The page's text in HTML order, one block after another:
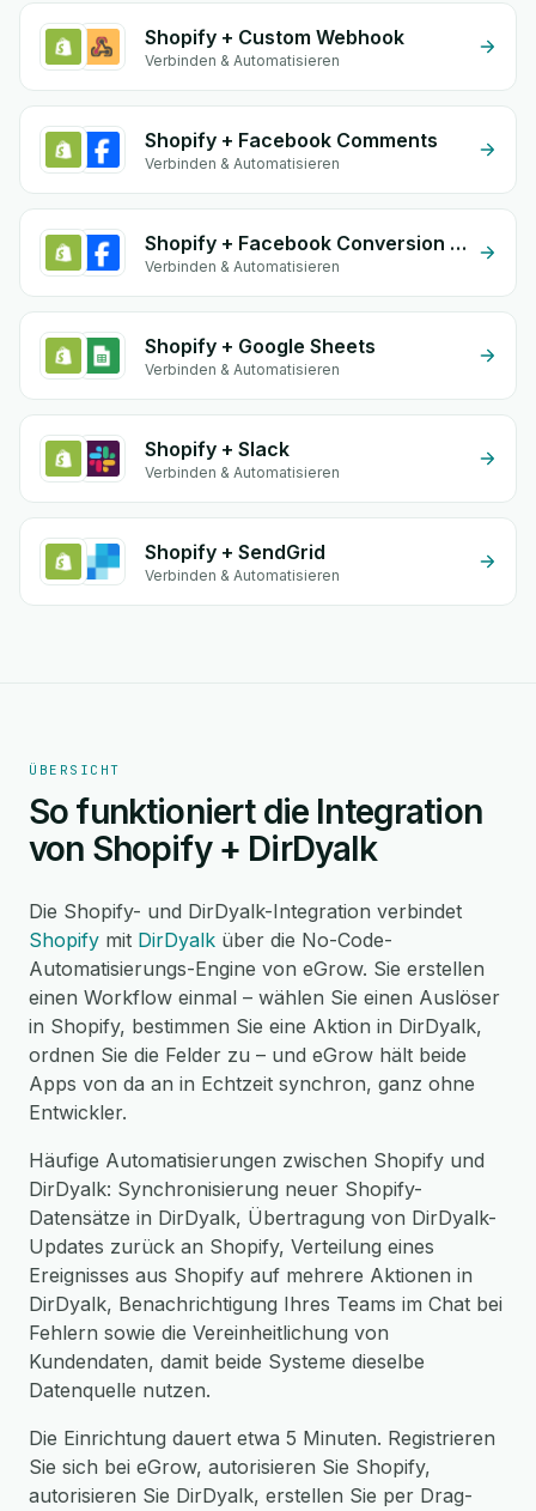
Shopify + Custom Webhook
Verbinden & Automatisieren
Shopify + Facebook Comments
Verbinden & Automatisieren
Shopify + Facebook Conversion API (CAPI)
Verbinden & Automatisieren
Shopify + Google Sheets
Verbinden & Automatisieren
Shopify + Slack
Verbinden & Automatisieren
Shopify + SendGrid
Verbinden & Automatisieren
ÜBERSICHT
So funktioniert die Integration
von Shopify + DirDyalk
Die Shopify- und DirDyalk-Integration verbindet
Shopify mit DirDyalk über die No-Code-
Automatisierungs-Engine von eGrow. Sie erstellen
einen Workflow einmal – wählen Sie einen Auslöser
in Shopify, bestimmen Sie eine Aktion in DirDyalk,
ordnen Sie die Felder zu – und eGrow hält beide
Apps von da an in Echtzeit synchron, ganz ohne
Entwickler.
Häufige Automatisierungen zwischen Shopify und
DirDyalk: Synchronisierung neuer Shopify-
Datensätze in DirDyalk, Übertragung von DirDyalk-
Updates zurück an Shopify, Verteilung eines
Ereignisses aus Shopify auf mehrere Aktionen in
DirDyalk, Benachrichtigung Ihres Teams im Chat bei
Fehlern sowie die Vereinheitlichung von
Kundendaten, damit beide Systeme dieselbe
Datenquelle nutzen.
Die Einrichtung dauert etwa 5 Minuten. Registrieren
Sie sich bei eGrow, autorisieren Sie Shopify,
autorisieren Sie DirDyalk, erstellen Sie per Drag-